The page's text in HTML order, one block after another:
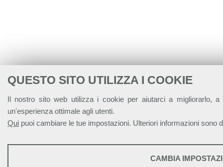
QUESTO SITO UTILIZZA I COOKIE
Il nostro sito web utilizza i cookie per aiutarci a migliorarlo,
un'esperienza ottimale agli utenti.
Qui puoi cambiare le tue impostazioni. Ulteriori informazioni sono
STATISTICHE
CAMBIA